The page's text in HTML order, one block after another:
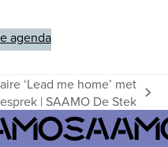
agenda
‘Lead me home’ met
| SAAMO De Stek